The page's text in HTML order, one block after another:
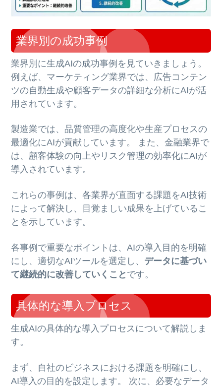
業界別の成功事例
業界別に生成AIの成功事例を見ていきましょう。
例えば、マーケティング業界では、広告コンテン
ツの自動生成や顧客データの詳細な分析にAIが活
用されています。
製造業では、品質管理の高度化や生産プロセスの
最適化にAIが貢献しています。 また、金融業界で
は、顧客体験の向上やリスク管理の効率化にAIが
導入されています。
これらの事例は、各業界が直面する課題をAI技術
によって解決し、目覚ましい成果を上げているこ
とを示しています。
各事例で重要なポイントは、AIの導入目的を明確
にし、適切なAIツールを選定し、 データに基づい
て継続的に改善していくこと です。
具体的な導入プロセス
生成AIの具体的な導入プロセスについて解説しま
す。
まず、自社のビジネスにおける課題を明確にし、
AI導入の目的を設定します。 次に、必要なデータ